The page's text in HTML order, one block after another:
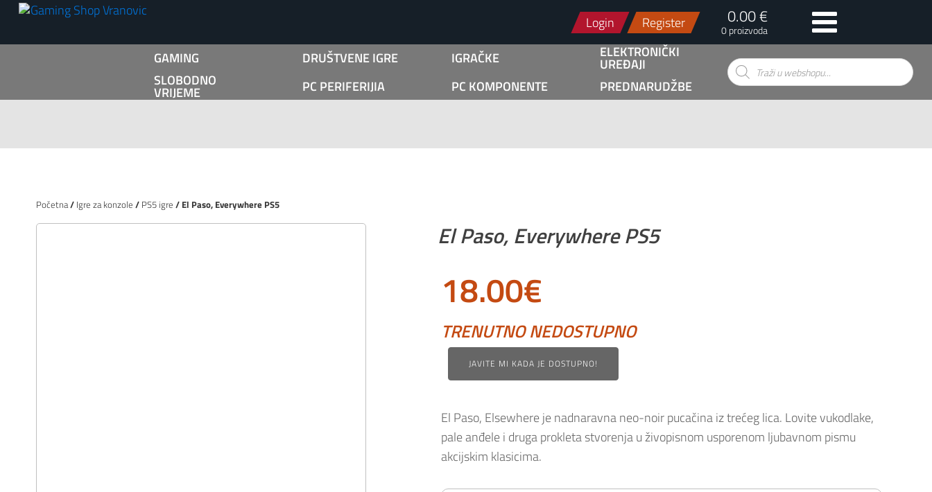
Login Register 0.00 €
0 proizvoda
GAMING DRUŠTVENE IGRE IGRAČKE ELEKTRONIČKI
UREĐAJI
SLOBODNO
VRIJEME PC PERIFERIJIA PC KOMPONENTE PREDNARUDŽBE
Products
search
Početna/ Igre za konzole / PS5 igre / El Paso, Everywhere PS5
El Paso, Everywhere PS5
18.00€
TRENUTNO NEDOSTUPNO
JAVITE MI KADA JE DOSTUPNO!
El Paso, Elsewhere je nadnaravna neo-noir pucačina iz trećeg lica. Lovite vukodlake,
pale anđele i druga prokleta stvorenja u živopisnom usporenom ljubavnom pismu
akcijskim klasicima.